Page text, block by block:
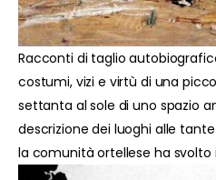
Racconti di taglio
costumi, vizi e virtù di una
settanta al sole di uno spazio
descrizione dei luoghi alle
la comunità ortellese ha svolto